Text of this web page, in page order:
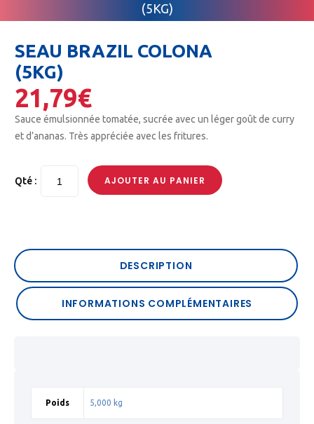
(5KG)
SEAU BRAZIL COLONA
(5KG)
21,79€
Sauce émulsionnée tomatée, sucrée avec un léger goût de curry
et d’ananas. Très appréciée avec les fritures.
Qté : AJOUTER AU PANIER
DESCRIPTION
INFORMATIONS COMPLÉMENTAIRES
Poids 5,000 kg